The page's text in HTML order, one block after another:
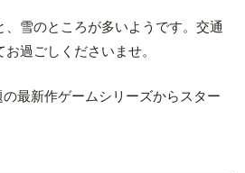
雪のところが多いようです。交通
過ごしくださいませ。
最新作ゲームシリーズからスター